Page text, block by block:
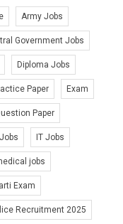
Army Jobs
Government Jobs
Diploma Jobs
Paper Exam
Paper
IT Jobs
jobs
Exam
Recruitment 2025